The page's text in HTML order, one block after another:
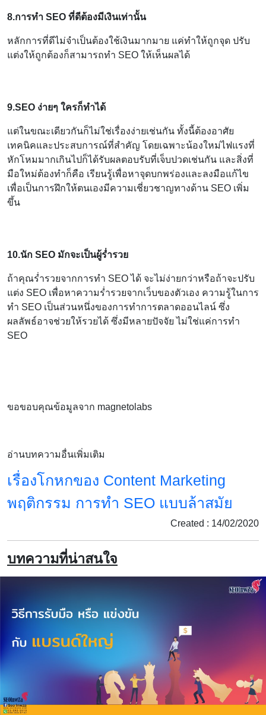
8.การทำ SEO ที่ดีต้องมีเงินเท่านั้น
หลักการที่ดีไม่จำเป็นต้องใช้เงินมากมาย แค่ทำให้ถูกจุด ปรับ
แต่งให้ถูกต้องก็สามารถทำ SEO ให้เห็นผลได้
9.SEO ง่ายๆ ใครก็ทำได้
แต่ในขณะเดียวกันก็ไม่ใช่เรื่องง่ายเช่นกัน ทั้งนี้ต้องอาศัย
เทคนิคและประสบการณ์ที่สำคัญ โดยเฉพาะน้องใหม่ไฟแรงที่
หักโหมมากเกินไปก็ได้รับผลตอบรับที่เจ็บปวดเช่นกัน และสิ่งที่
มือใหม่ต้องทำก็คือ เรียนรู้เพื่อหาจุดบกพร่องและลงมือแก้ไข
เพื่อเป็นการฝึกให้ตนเองมีความเชี่ยวชาญทางด้าน SEO เพิ่ม
ขึ้น
10.นัก SEO มักจะเป็นผู้ร่ำรวย
ถ้าคุณร่ำรวยจากการทำ SEO ได้ จะไม่ง่ายกว่าหรือถ้าจะปรับ
แต่ง SEO เพื่อหาความร่ำรวยจากเว็บของตัวเอง ความรู้ในการ
ทำ SEO เป็นส่วนหนึ่งของการทำการตลาดออนไลน์ ซึ่ง
ผลลัพธ์อาจช่วยให้รวยได้ ซึ่งมีหลายปัจจัย ไม่ใช่แค่การทำ
SEO
ขอขอบคุณข้อมูลจาก magnetolabs
อ่านบทความอื่นเพิ่มเติม
เรื่องโกหกของ Content Marketing
พฤติกรรม การทำ SEO แบบล้าสมัย
Created : 14/02/2020
บทความที่น่าสนใจ